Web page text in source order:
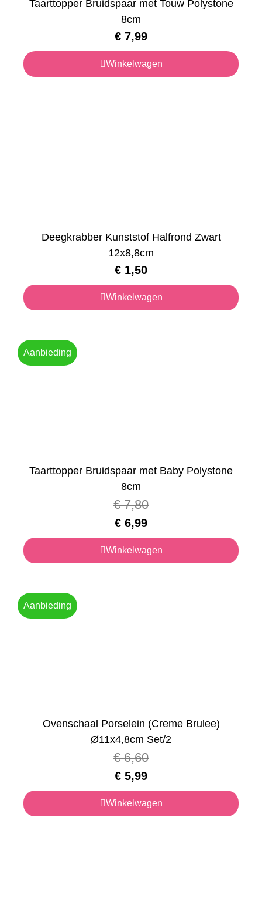
Taarttopper Bruidspaar met Touw Polystone
8cm
€ 7,99
Winkelwagen
Deegkrabber Kunststof Halfrond Zwart
12x8,8cm
€ 1,50
Winkelwagen
Aanbieding
Taarttopper Bruidspaar met Baby Polystone
8cm
€7,80
€ 6,99
Winkelwagen
Aanbieding
Ovenschaal Porselein (Creme Brulee)
Ø11x4,8cm Set/2
€6,60
€ 5,99
Winkelwagen